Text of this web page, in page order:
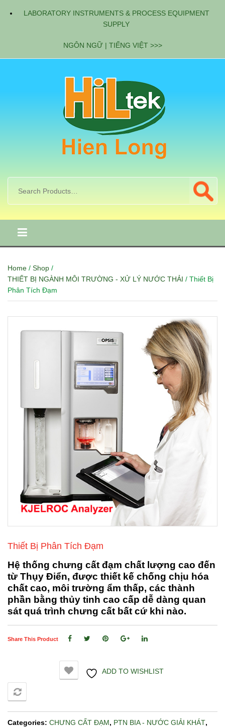
LABORATORY INSTRUMENTS & PROCESS EQUIPMENT
SUPPLY
NGÔN NGỮ | TIẾNG VIỆT >>>
Home / Shop /
THIẾT BỊ NGÀNH MÔI TRƯỜNG - XỬ LÝ NƯỚC THẢI / Thiết Bị
Phân Tích Đạm
Thiết Bị Phân Tích Đạm
Hệ thống chưng cất đạm chất lượng cao đến
từ Thụy Điển, được thiết kế chống chịu hóa
chất cao, môi trường ẩm thấp, các thành
phần bằng thủy tinh cao cấp dễ dàng quan
sát quá trình chưng cất bất cứ khi nào.
Share This Product
ADD TO WISHLIST
Categories: CHƯNG CẤT ĐẠM, PTN BIA - NƯỚC GIẢI KHÁT,